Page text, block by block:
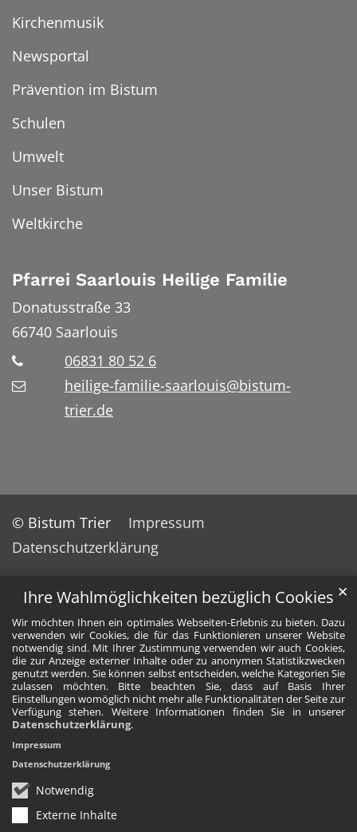
Ihre Wahlmöglichkeiten bezüglich Cookies
Wir möchten Ihnen ein optimales Webseiten-Erlebnis zu bieten. Dazu
verwenden wir Cookies, die für das Funktionieren unserer Website
notwendig sind. Mit Ihrer Zustimmung verwenden wir auch Cookies,
die zur Anzeige externer Inhalte oder zu anonymen Statistikzwecken
genutzt werden. Sie können selbst entscheiden, welche Kategorien Sie
zulassen möchten. Bitte beachten Sie, dass auf Basis Ihrer
Einstellungen womöglich nicht mehr alle Funktionalitäten der Seite zur
Verfügung stehen. Weitere Informationen finden Sie in unserer
Datenschutzerklärung.
Notwendig
Externe Inhalte
✕
Impressum
Datenschutzerklärung
Kirchenmusik
Newsportal
Prävention im Bistum
Schulen
Umwelt
Unser Bistum
Weltkirche
Pfarrei Saarlouis Heilige Familie
Donatusstraße 33
66740 Saarlouis
06831 80 52 6
heilige-familie-saarlouis@bistum-
trier.de
© Bistum Trier
Impressum
Datenschutzerklärung